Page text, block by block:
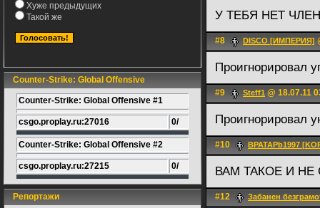
Хуже предыдущих
Такой же
Counter-Strike: Global Offensive
Counter-Strike: Global Offensive #1
csgo.proplay.ru:27016 0/
Counter-Strike: Global Offensive #2
csgo.proplay.ru:27215 0/
Репортажи
У ТЕБЯ НЕТ
#8 DISCO [ИМПЕРИЯ]
Проигнорировал
#9 Steff1 @ 18.07.11
Проигнорировал
#10 BPATAPb1997
ВАМ ТАКОЕ И
#12 Забанен